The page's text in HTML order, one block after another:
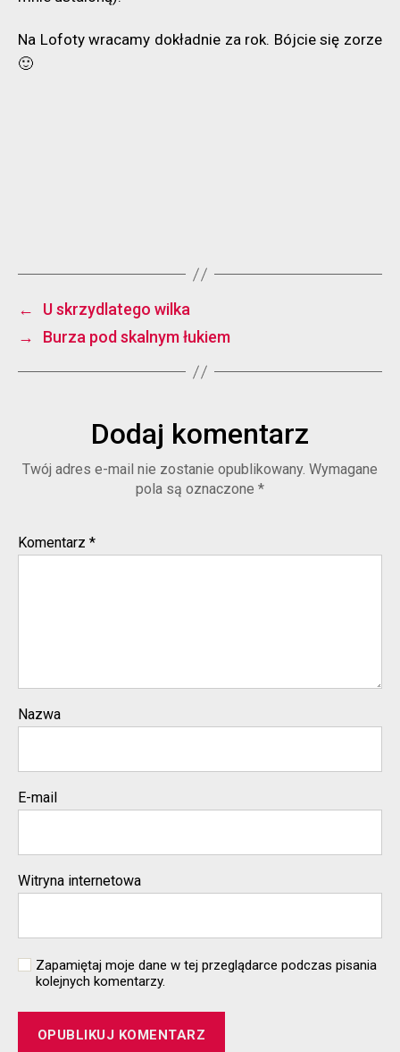
Na Lofoty wracamy dokładnie za rok. Bójcie się zorze
🙂
←
U skrzydlatego wilka
→
Burza pod skalnym łukiem
Dodaj komentarz
Twój adres e-mail nie zostanie opublikowany. Wymagane
pola są oznaczone *
Komentarz *
Nazwa
E-mail
Witryna internetowa
Zapamiętaj moje dane w tej przeglądarce podczas pisania
kolejnych komentarzy.